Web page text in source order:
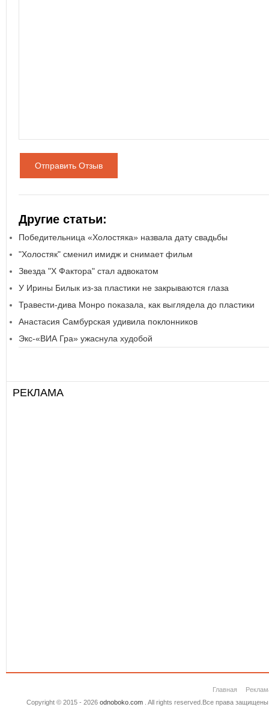
Отправить Отзыв
Другие статьи:
Победительница «Холостяка» назвала дату свадьбы
"Холостяк" сменил имидж и снимает фильм
Звезда "Х Фактора" стал адвокатом
У Ирины Билык из-за пластики не закрываются глаза
Травести-дива Монро показала, как выглядела до пластики
Анастасия Самбурская удивила поклонников
Экс-«ВИА Гра» ужаснула худобой
РЕКЛАМА
Главная
Copyright © 2015 - 2026 odnoboko.com. All rights reserved.Все права защищены.